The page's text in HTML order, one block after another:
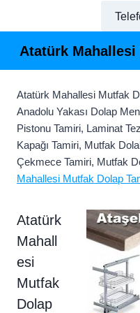
Atatürk
Atatürk Mahallesi Mutfak
Anadolu Yakası Dolap
Pistonu Tamiri, Laminat
Kapağı Tamiri, Mutfak
Çekmece Tamiri, Mutfak
Mahallesi Mutfak Dolap
Atatürk
Mahall
esi
Mutfak
Dolap